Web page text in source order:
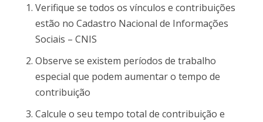
Verifique se todos os vínculos e contribuições
estão no Cadastro Nacional de Informações
Sociais – CNIS
Observe se existem períodos de trabalho
especial que podem aumentar o tempo de
contribuição
Calcule o seu tempo total de contribuição e